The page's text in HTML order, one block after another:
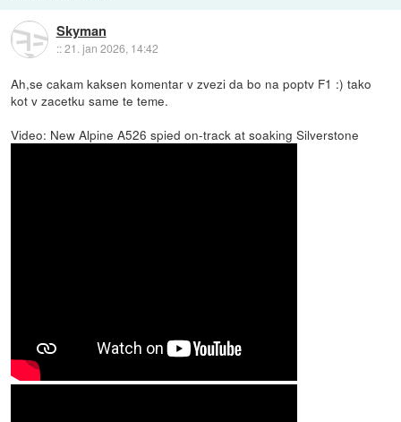
Skyman
::21. jan 2026, 14:42
Ah,se cakam kaksen komentar v zvezi da bo na poptv F1 :) tako
kot v zacetku same te teme.
Video: New Alpine A526 spied on-track at soaking Silverstone